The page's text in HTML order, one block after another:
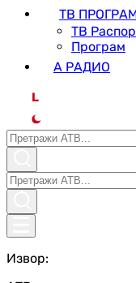
ТВ
ТВ
Програм
А РАДИО
L
Извор: